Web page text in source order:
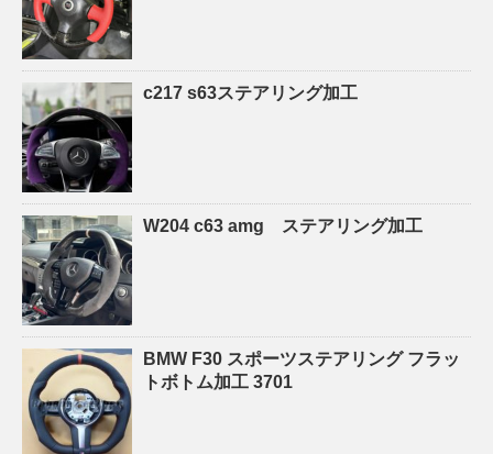
c217 s63ステアリング加工
W204 c63 amg ステアリング加工
BMW F30 スポーツステアリング フラッ
トボトム加工 3701